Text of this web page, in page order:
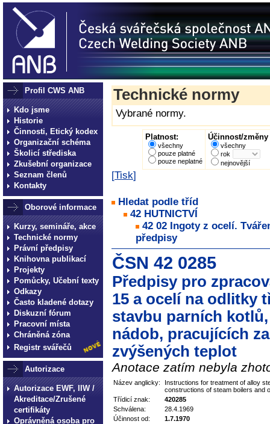
Profil CWS ANB
Kdo jsme
Historie
Činnosti, Etický kodex
Organizační schéma
Školicí střediska
Zkušební organizace
Seznam členů
Kontakty
Oborové informace
Kurzy, semináře, akce
Technické normy
Právní předpisy
Knihovna publikací
Projekty
Pomůcky, Učební texty
Odkazy
Často kladené dotazy
Diskuzní fórum
Pracovní místa
Chráněná zóna
Registr svářečů
Autorizace
Autorizace EWF, IIW /
Akreditace/Zrušené
certifikáty
Oprávněná osoba pro
Technické normy
Vybrané normy.
Platnost:
všechny
pouze platné
pouze neplatné
Účinnost/změny
všechny
rok
nejnovější
[Tisk]
Hledat podle tříd
42 HUTNICTVÍ
42 02 Ingoty z ocelí.
předpisy
ČSN 42 0285
Předpisy pro
15 a ocelí na odlitky
stavbu parních
nádob, pracujících
zvýšených teplot
Anotace zatím nebyla
Název anglicky:
Instructions for treatment of alloy
constructions of steam boilers and
Třídicí znak:
420285
Schválena:
28.4.1969
Účinnost od:
1.7.1970